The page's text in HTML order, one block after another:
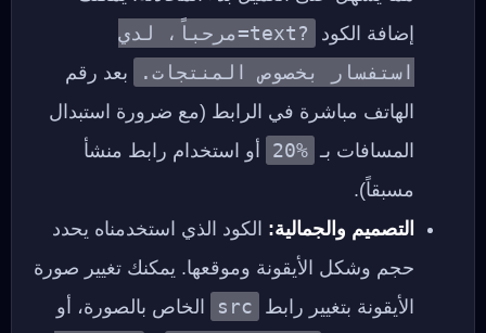
إضافة الكود
?text=مرحباً، لدي
استفسار بخصوص المنتجات.
بعد رقم
الهاتف مباشرة في الرابط (مع ضرورة استبدال
المسافات بـ %20
أو استخدام رابط منشأ
مسبقاً).
التصميم والجمالية: الكود الذي استخدمناه يحدد
حجم وشكل الأيقونة وموقعها. يمكنك تغيير صورة
الأيقونة بتغيير رابط
src
الخاص بالصورة، أو